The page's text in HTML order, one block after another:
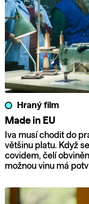
Hraný film
Made in EU
Iva musí chodit do
většinu platu. Když
covidem, čelí
možnou vinu má